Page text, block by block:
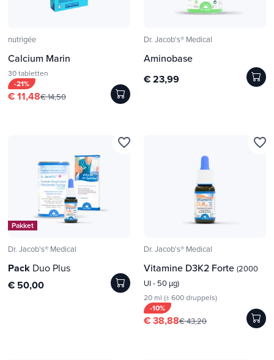
nutrigée
Calcium Marin
30 tabletten
-21%
€ 11,48€ 14,50
Dr. Jacob's® Medical
Aminobase
€ 23,99
Pakket
Dr. Jacob's® Medical
Pack Duo Plus
€ 50,00
favorite_border
Dr. Jacob's® Medical
Vitamine D3K2 Forte (2000
UI - 50 µg)
20 ml (± 600 druppels)
-10%
€ 38,88€ 43,20
favorite_border